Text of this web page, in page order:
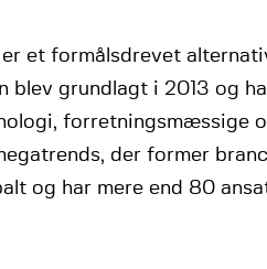
er et formålsdrevet
blev grundlagt i 2013 og
forretningsmæssige
der former
og har mere end 80